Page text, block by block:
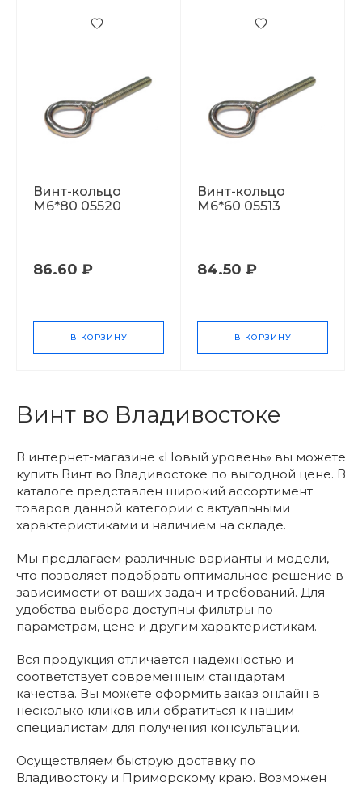
Винт-кольцо
М6*80 05520
86.60 ₽
В КОРЗИНУ
Винт-кольцо
М6*60 05513
84.50 ₽
В КОРЗИНУ
Винт во Владивостоке
В интернет-магазине «Новый уровень» вы можете
купить Винт во Владивостоке по выгодной цене. В
каталоге представлен широкий ассортимент
товаров данной категории с актуальными
характеристиками и наличием на складе.
Мы предлагаем различные варианты и модели,
что позволяет подобрать оптимальное решение в
зависимости от ваших задач и требований. Для
удобства выбора доступны фильтры по
параметрам, цене и другим характеристикам.
Вся продукция отличается надежностью и
соответствует современным стандартам
качества. Вы можете оформить заказ онлайн в
несколько кликов или обратиться к нашим
специалистам для получения консультации.
Осуществляем быструю доставку по
Владивостоку и Приморскому краю. Возможен